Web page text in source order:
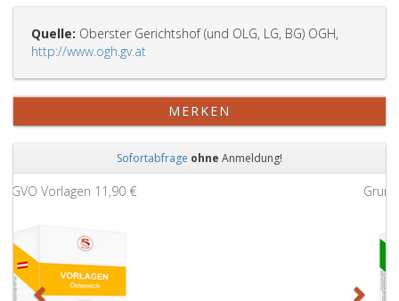
Quelle: Oberster Gerichtshof (und OLG, LG, BG) OGH,
http://www.ogh.gv.at
MERKEN
Sofortabfrage ohne Anmeldung!
Grundbuchauszug
Zurück